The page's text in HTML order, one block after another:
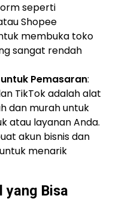
seperti
Shopee
membuka toko
sangat rendah
Pemasaran:
TikTok adalah alat
dan murah untuk
atau layanan Anda.
akun bisnis dan
menarik
yang Bisa